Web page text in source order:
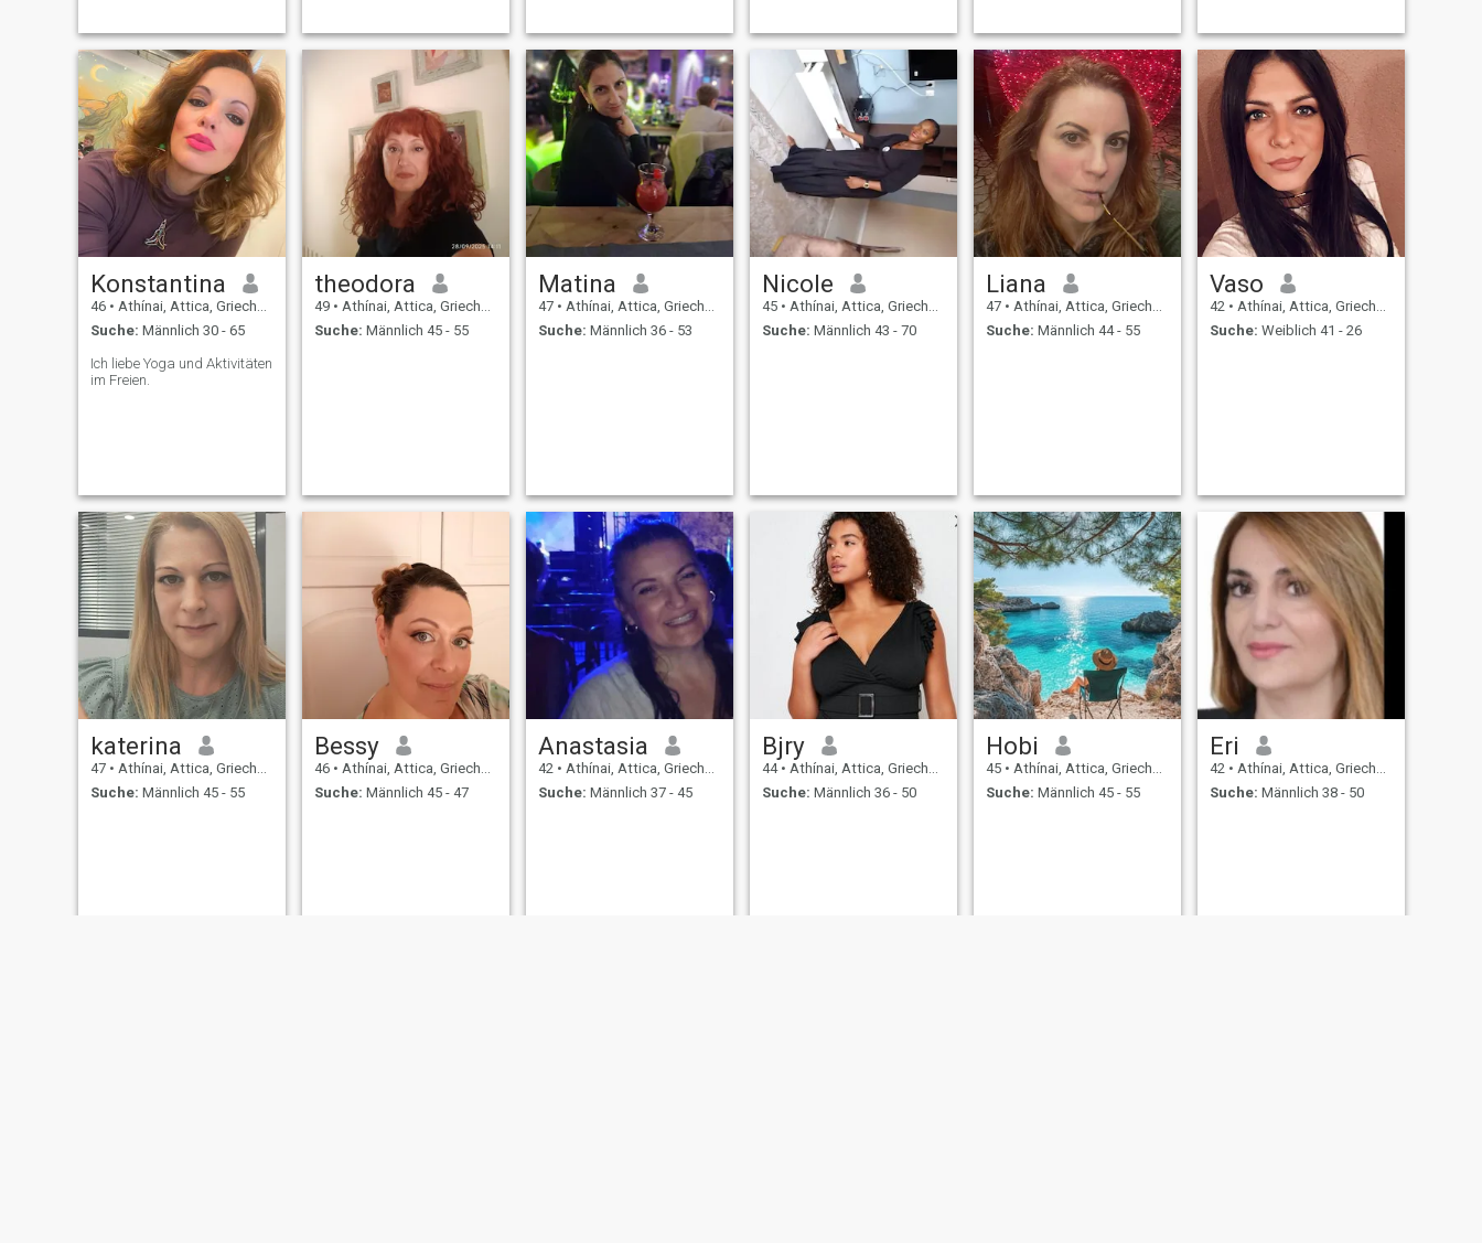
Konstantina
46 • Athínai, Attica, Griechenland
Suche: Männlich 30 - 65
Ich liebe Yoga und Aktivitäten
im Freien.
theodora
49 • Athínai, Attica, Griechenland
Suche: Männlich 45 - 55
Matina
47 • Athínai, Attica, Griechenland
Suche: Männlich 36 - 53
Nicole
45 • Athínai, Attica, Griechenland
Suche: Männlich 43 - 70
Liana
47 • Athínai, Attica, Griechenland
Suche: Männlich 44 - 55
Vaso
42 • Athínai, Attica, Griechenland
Suche: Weiblich 41 - 26
katerina
47 • Athínai, Attica, Griechenland
Suche: Männlich 45 - 55
Bessy
46 • Athínai, Attica, Griechenland
Suche: Männlich 45 - 47
Anastasia
42 • Athínai, Attica, Griechenland
Suche: Männlich 37 - 45
Bjry
44 • Athínai, Attica, Griechenland
Suche: Männlich 36 - 50
Hobi
45 • Athínai, Attica, Griechenland
Suche: Männlich 45 - 55
Eri
42 • Athínai, Attica, Griechenland
Suche: Männlich 38 - 50